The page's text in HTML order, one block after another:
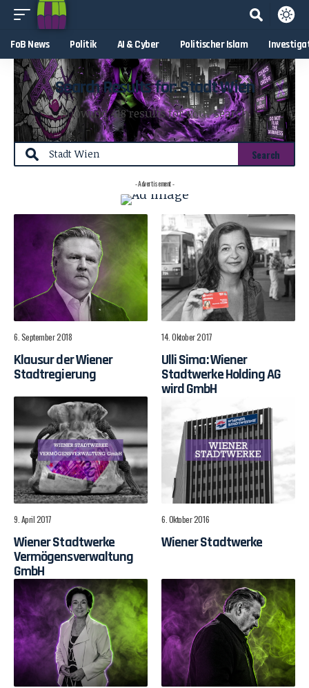
FoB News Politik AI & Cyber Politischer Islam
Search Results for: Stadt Wien
Showing 418 results for your search
- Advertisement -
6. September 2018
Klausur der Wiener
Stadtregierung
14. Oktober 2017
Ulli Sima: Wiener
Stadtwerke Holding AG
wird GmbH
9. April 2017
Wiener Stadtwerke
Vermögensverwaltung
GmbH
6. Oktober 2016
Wiener Stadtwerke